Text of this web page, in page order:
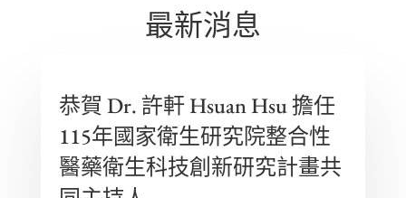
最新消息
恭賀 Dr. 許軒 Hsuan Hsu 擔任
115年國家衛生研究院整合性
醫藥衛生科技創新研究計畫共